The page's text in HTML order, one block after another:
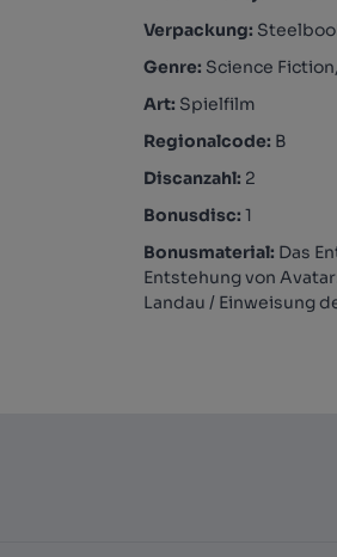
Verpackung:
Genre: Science
Art: Spielfilm
Regionalcode: B
Discanzahl: 2
Bonusdisc:1
Bonusmaterial: Das
Entstehung von
Landau / Einweisung